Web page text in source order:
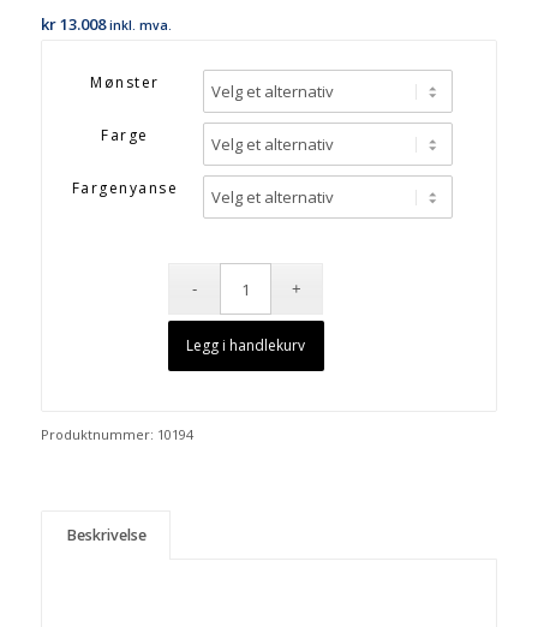
kr13.008 inkl. mva.
Mønster
Farge
Fargenyanse
Legg i handlekurv
Produktnummer: 10194
Beskrivelse